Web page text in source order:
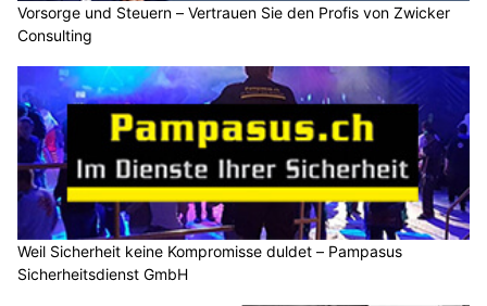
Vorsorge und Steuern – Vertrauen Sie den Profis von Zwicker
Consulting
Weil Sicherheit keine Kompromisse duldet – Pampasus
Sicherheitsdienst GmbH